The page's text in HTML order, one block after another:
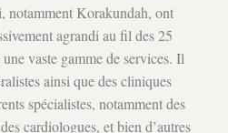
notamment Korakundah, ont
agrandi au fil des 25
vaste gamme de services. Il
ainsi que des cliniques
spécialistes, notamment des
cardiologues, et bien d’autres